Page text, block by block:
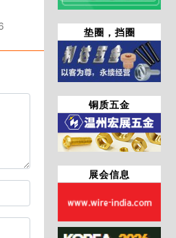
垫圈，挡圈
铜质五金
展会信息